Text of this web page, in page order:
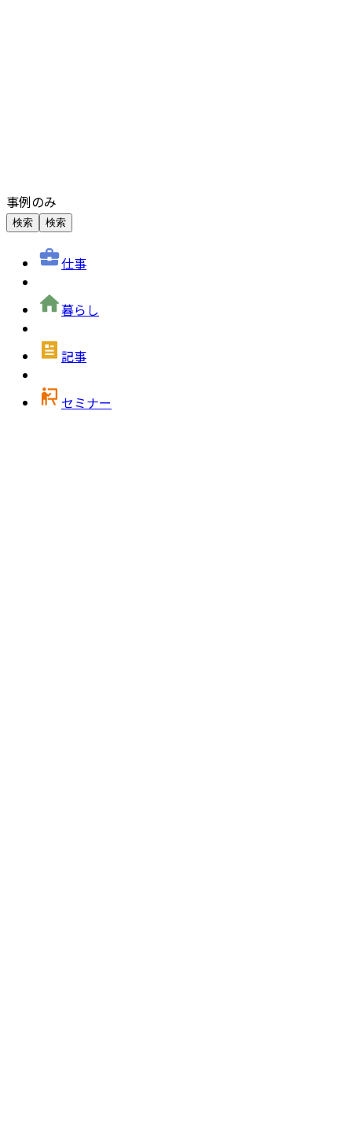
事例のみ
検索 検索
仕事
暮らし
記事
セミナー